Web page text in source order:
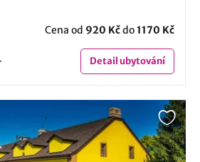
Cena od 920 Kčdo1170 Kč
Detailubytování